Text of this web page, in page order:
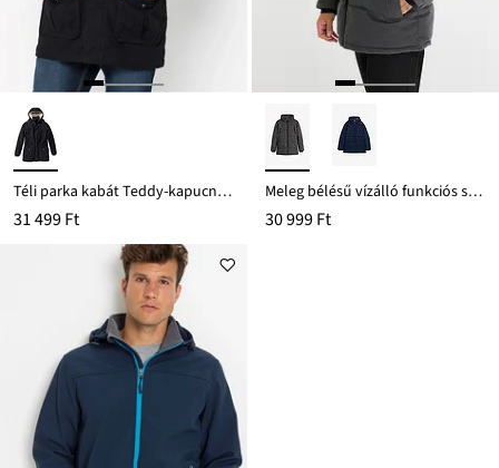
Téli parka kabát Teddy-kapucnival
31 499 Ft
Meleg bélésű vízálló funkciós steppelt kabát
30 999 Ft